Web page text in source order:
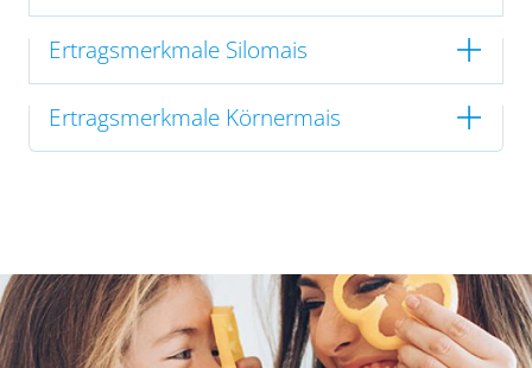
Ertragsmerkmale Silomais
Ertragsmerkmale Körnermais